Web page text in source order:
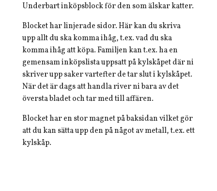
Underbart inköpsblock för den som älskar katter.
Blocket har linjerade sidor. Här kan du skriva
upp allt du ska komma ihåg, t.ex. vad du ska
komma ihåg att köpa. Familjen kan t.ex. ha en
gemensam inköpslista uppsatt på kylskåpet där ni
skriver upp saker vartefter de tar slut i kylskåpet.
När det är dags att handla river ni bara av det
översta bladet och tar med till affären.
Blocket har en stor magnet på baksidan vilket gör
att du kan sätta upp den på något av metall, t.ex. ett
kylskåp.